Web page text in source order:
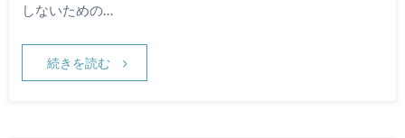
しないための…
続きを読む